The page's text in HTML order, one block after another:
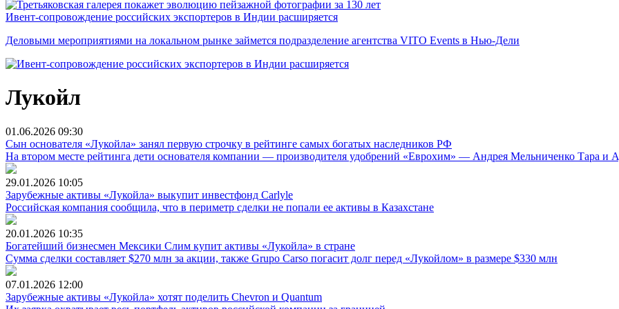
Ивент-сопровождение российских экспортеров в Индии расширяется
Деловыми мероприятиями на локальном рынке займется подразделение агентства VITO Events в Нью-Дели
Лукойл
01.06.2026 09:30
Сын основателя «Лукойла» занял первую строчку в рейтинге самых богатых наследников РФ
На втором месте рейтинга дети основателя компании — производителя удобрений «Еврохим» — Андрея Мельниченко Тара и
29.01.2026 10:05
Зарубежные активы «Лукойла» выкупит инвестфонд Carlyle
Российская компания сообщила, что в периметр сделки не попали ее активы в Казахстане
20.01.2026 10:35
Богатейший бизнесмен Мексики Слим купит активы «Лукойла» в стране
Сумма сделки составляет $270 млн за акции, также Grupo Carso погасит долг перед «Лукойлом» в размере $330 млн
07.01.2026 12:00
Зарубежные активы «Лукойла» хотят поделить Chevron и Quantum